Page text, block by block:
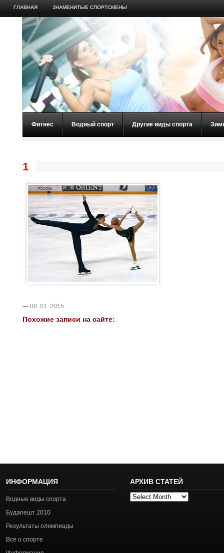
ГЛАВНАЯ ЗНАМЕНИТЫЕ СПОРТСМЕНЫ
Фитнес Водный спорт Другие виды спорта
1
— 08. 01. 2015
Похожие записи на сайте:
ИНФОРМАЦИЯ
Водные виды спорта
Будапешт 2010
Результаты олимпиады
Все о спорте
АРХИВ СТАТЕЙ
Архив